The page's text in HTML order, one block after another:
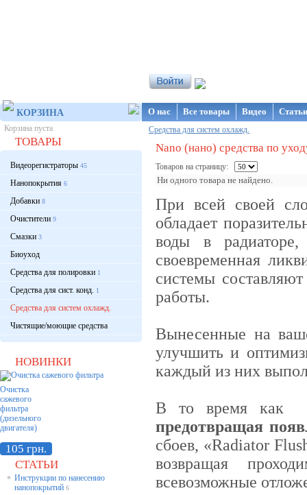
КОРЗИНА
Корзина пуста
ТОВАРЫ
Видеорегистраторы 45
Нанопокрытия 6
Добавки 8
Очистители 9
Смазки 3
Биоуход
Средства для полировки 1
Средства для сист. конд. 1
Средства для систем охлажд.
Чистящие/моющие средства
НОВИНКИ
Очистка
сажевого
фильтра
(дизельного
двигателя)
105 грн.
СТАТЬИ
* Инструкции по нанесению
нанопокрытий 6
О нас Все товары Видео
Средства для систем охлажд.
Nano (нано) средства по
Товаров на страницу:
Ни одного товара не найдено.
При всей своей
обладает
воды в радиаторе,
своевременная
системы
работы.
Вынесенные на
улучшить и
каждый из них
В то время как
предотвращая
сбоев, «Radiator
возвращая
всевозможные